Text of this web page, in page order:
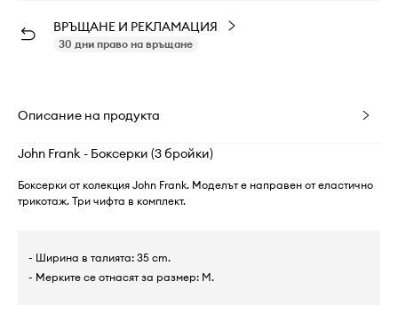
ВРЪЩАНЕ И РЕКЛАМАЦИЯ
30 дни право на връщане
Описание на продукта
John Frank - Боксерки (3 бройки)
Боксерки от колекция John Frank. Моделът е направен от еластично
трикотаж. Три чифта в комплект.
- Ширина в талията: 35 cm.
- Мерките се отнасят за размер: M.